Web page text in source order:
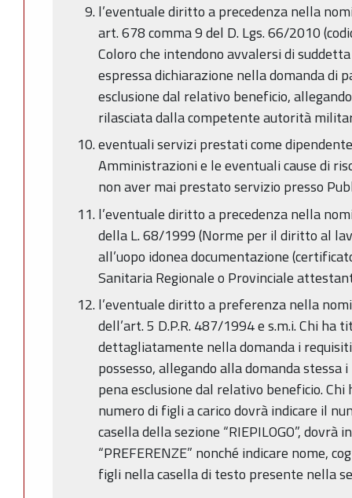
l’eventuale diritto a precedenza nella
art. 678 comma 9 del D. Lgs. 66/2010
Coloro che intendono avvalersi di
espressa dichiarazione nella domanda di
esclusione dal relativo beneficio,
rilasciata dalla competente autorità
eventuali servizi prestati come
Amministrazioni e le eventuali cause di
non aver mai prestato servizio presso
l’eventuale diritto a precedenza nella
della L. 68/1999 (Norme per il diritto al
all’uopo idonea documentazione
Sanitaria Regionale o Provinciale
l’eventuale diritto a preferenza nella
dell’art. 5 D.P.R. 487/1994 e s.m.i. Chi
dettagliatamente nella domanda i
possesso, allegando alla domanda
pena esclusione dal relativo beneficio.
numero di figli a carico dovrà indicare il
casella della sezione “RIEPILOGO”,
“PREFERENZE” nonché indicare nome,
figli nella casella di testo presente nella